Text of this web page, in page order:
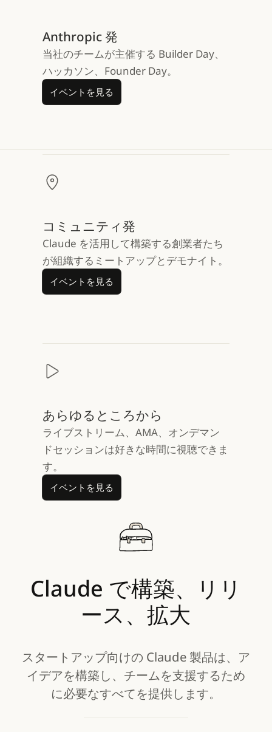
Anthropic 発
当社のチームが主催する Builder Day、
ハッカソン、Founder Day。
イベントを見る
イベントを見る
コミュニティ発
Claude を活用して構築する創業者たち
が組織するミートアップとデモナイト。
イベントを見る
イベントを見る
あらゆるところから
ライブストリーム、AMA、オンデマン
ドセッションは好きな時間に視聴できま
す。
イベントを見る
イベントを見る
Claude で構築、リリ
ース、拡大
スタートアップ向けの Claude 製品は、ア
イデアを構築し、チームを支援するため
に必要なすべてを提供します。